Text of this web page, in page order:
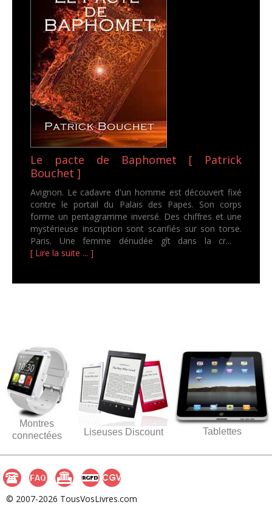
Le pacte de Baphomet [ Patrick
Bouchet ]
Avignon. Le cadavre d'un homme est découvert fixé
contre le portail du Palais des Papes. Son corps
forme un pentagramme inversé. Des chiffres et une
mystérieuse inscription sont scarifiés sur son torse.
Paris. Une femme dénudée gît dans la cr...
[ Lire la suite ... ]
Montres
connectées
Liseuses Discount Tablettes
© 2007-2026 TousVosLivres.com